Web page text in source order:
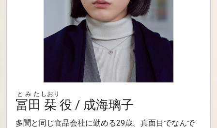
冨田
とみた
栞
しおり
役 / 成海璃子
多聞と同じ食品会社に勤める29歳。真面目でなんで